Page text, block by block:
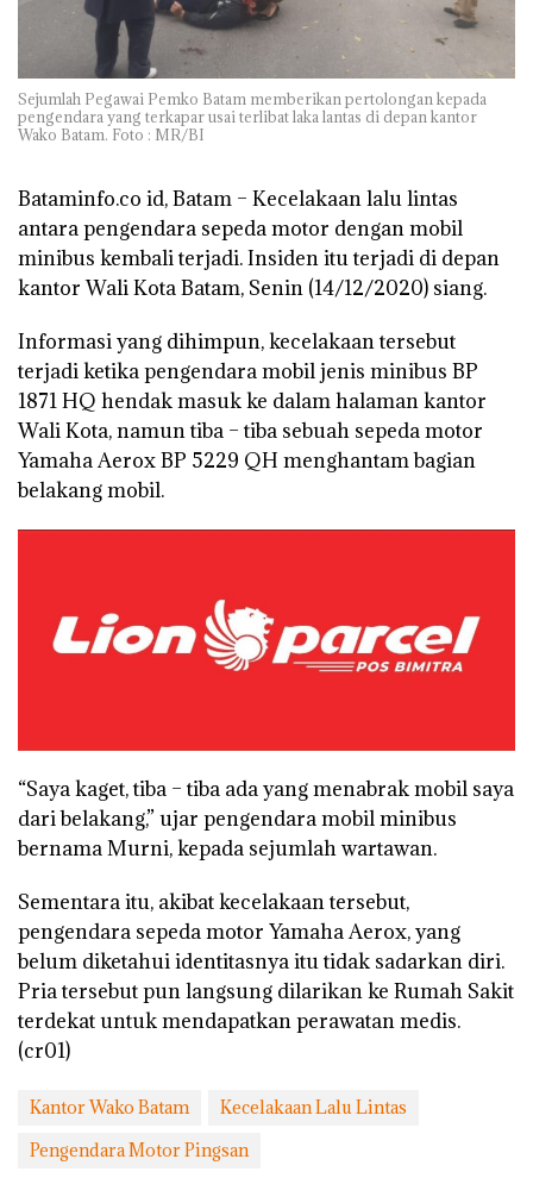
Sejumlah Pegawai Pemko Batam memberikan pertolongan kepada
pengendara yang terkapar usai terlibat laka lantas di depan kantor
Wako Batam. Foto : MR/BI
Bataminfo.co id, Batam – Kecelakaan lalu lintas
antara pengendara sepeda motor dengan mobil
minibus kembali terjadi. Insiden itu terjadi di depan
kantor Wali Kota Batam, Senin (14/12/2020) siang.
Informasi yang dihimpun, kecelakaan tersebut
terjadi ketika pengendara mobil jenis minibus BP
1871 HQ hendak masuk ke dalam halaman kantor
Wali Kota, namun tiba – tiba sebuah sepeda motor
Yamaha Aerox BP 5229 QH menghantam bagian
belakang mobil.
“Saya kaget, tiba – tiba ada yang menabrak mobil saya
dari belakang,” ujar pengendara mobil minibus
bernama Murni, kepada sejumlah wartawan.
Sementara itu, akibat kecelakaan tersebut,
pengendara sepeda motor Yamaha Aerox, yang
belum diketahui identitasnya itu tidak sadarkan diri.
Pria tersebut pun langsung dilarikan ke Rumah Sakit
terdekat untuk mendapatkan perawatan medis.
(cr01)
Kantor Wako Batam
Kecelakaan Lalu Lintas
Pengendara Motor Pingsan